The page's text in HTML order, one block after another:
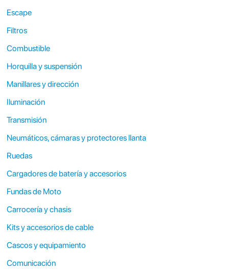
Escape
Filtros
Combustible
Horquilla y suspensión
Manillares y dirección
Iluminación
Transmisión
Neumáticos, cámaras y protectores llanta
Ruedas
Cargadores de batería y accesorios
Fundas de Moto
Carrocería y chasis
Kits y accesorios de cable
Cascos y equipamiento
Comunicación